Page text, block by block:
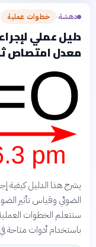
دهشة› خطوات عملية
دليل عملي
معدل امتصاص
يشرح هذا الدليل كيفية
الضوئي وقياس تأثير
ستتعلم الخطوات العملية
باستخدام أدوات متاحة